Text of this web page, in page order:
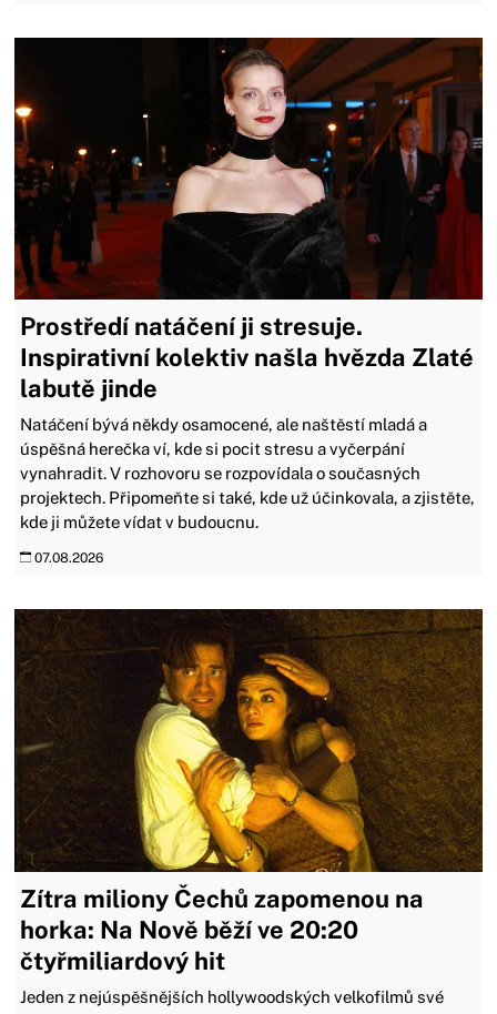
Prostředí natáčení ji stresuje.
Inspirativní kolektiv našla hvězda Zlaté
labutě jinde
Natáčení bývá někdy osamocené, ale naštěstí mladá a
úspěšná herečka ví, kde si pocit stresu a vyčerpání
vynahradit. V rozhovoru se rozpovídala o současných
projektech. Připomeňte si také, kde už účinkovala, a zjistěte,
kde ji můžete vídat v budoucnu.
07.08.2026
Zítra miliony Čechů zapomenou na
horka: Na Nově běží ve 20:20
čtyřmiliardový hit
Jeden z nejúspěšnějších hollywoodských velkofilmů své